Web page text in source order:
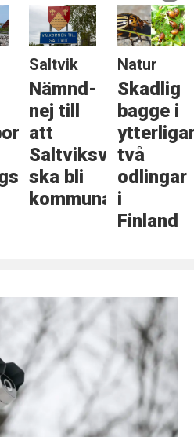
Saltvik
Nämnd-
nej till
att
Saltviksväg
ska bli
kommunal
Natur
Skadlig
bagge i
två
odlingar
i
Finland